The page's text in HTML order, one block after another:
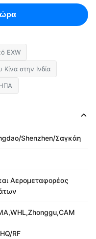
EXW
στην Ινδία
ΗΠΑ
Shenzhen/Σαγκάη
Αερομεταφορέας
RF